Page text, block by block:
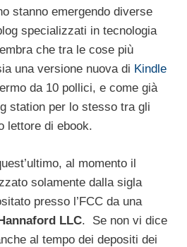
stanno emergendo diverse
specializzati in tecnologia
che tra le cose più
una versione nuova di Kindle
da 10 pollici, e come già
station per lo stesso tra gli
lettore di ebook.
al momento il
solamente dalla sigla
presso l’FCC da una
LLC. Se non vi dice
al tempo dei depositi dei